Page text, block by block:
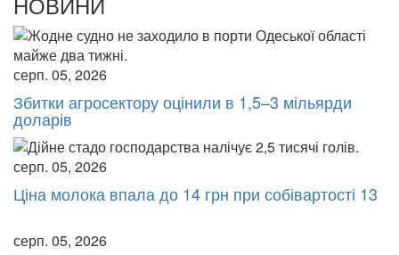
серп. 05, 2026
Збитки агросектору оцінили в 1,5–3 мільярди
доларів
серп. 05, 2026
Ціна молока впала до 14 грн при собівартості 13
серп. 05, 2026